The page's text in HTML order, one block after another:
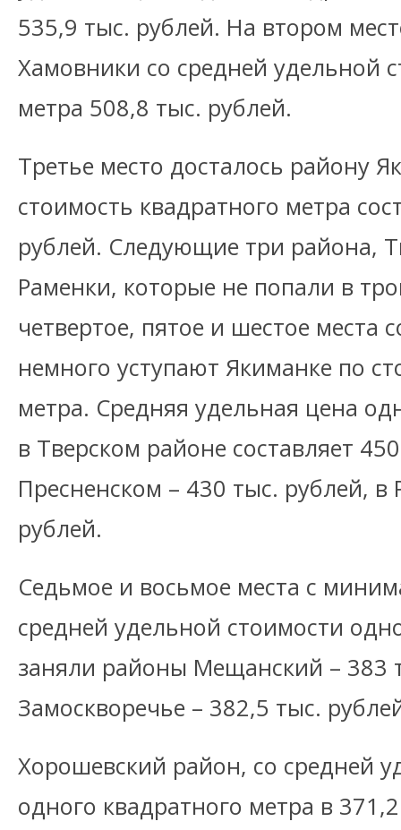
535,9 тыс. рублей. На втором
Хамовники со средней удельной
метра 508,8 тыс. рублей.
Третье место досталось району
стоимость квадратного метра
рублей. Следующие три района,
Раменки, которые не попали в
четвертое, пятое и шестое места
немного уступают Якиманке по
метра. Средняя удельная цена
в Тверском районе составляет
Пресненском – 430 тыс. рублей, в
рублей.
Седьмое и восьмое места с
средней удельной стоимости
заняли районы Мещанский – 383
Замоскворечье – 382,5 тыс.
Хорошевский район, со средней
одного квадратного метра в